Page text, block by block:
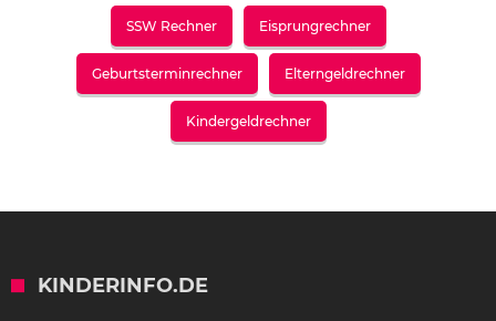
SSW Rechner Eisprungrechner
Geburtsterminrechner Elterngeldrechner
Kindergeldrechner
KINDERINFO.DE